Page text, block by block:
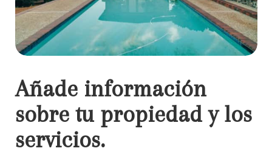
Añade información
sobre tu propiedad y los
servicios.